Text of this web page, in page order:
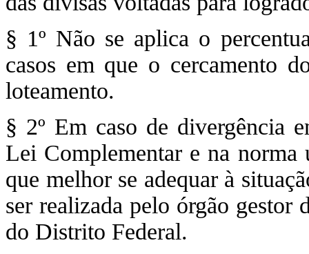
§ 1º Não se aplica o
casos em que o cercamento
loteamento.
§ 2º Em caso de divergência
Lei Complementar e na norma
que melhor se adequar à
ser realizada pelo órgão
do Distrito Federal.